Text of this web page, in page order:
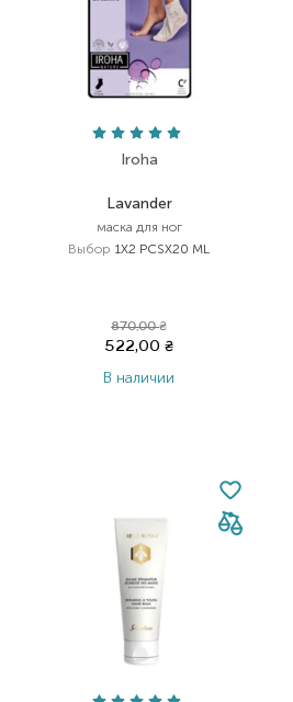
Iroha
Lavander
маска для ног
Выбор 1X2 PCSX20 ML
870,00₴
522,00₴
В наличии